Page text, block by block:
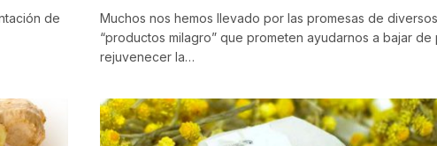
de
Muchos nos hemos llevado por las promesas de diversos
“productos milagro” que prometen ayudarnos a bajar de
rejuvenecer la…